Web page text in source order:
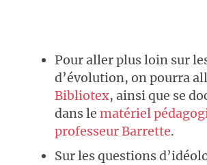
Pour aller plus loin sur
d’évolution, on pourra
Bibliotex, ainsi que se
dans le matériel
professeur Barrette.
Sur les questions